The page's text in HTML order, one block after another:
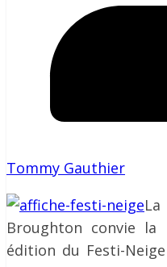
Tommy Gauthier
Broughton convie
édition du Festi-